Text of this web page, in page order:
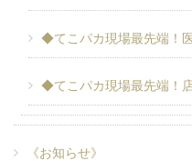
◆てこパカ現場最先端！
◆てこパカ現場最先端！
《お知らせ》